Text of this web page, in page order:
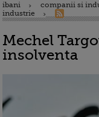
ibani
companii si
industrie
Mechel
insolventa